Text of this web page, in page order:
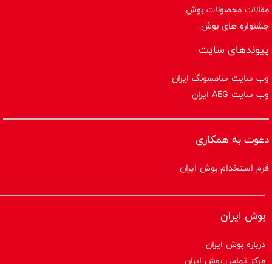
مقالات محصولات بوش
جشنواره های بوش
پیوندهای سایت
وب سایت سامسونگ ایران
وب سایت AEG ایران
دعوت به همکاری
فرم استخدام بوش ایران
بوش ایران
درباره بوش ایران
مرکز تماس بوش ایران